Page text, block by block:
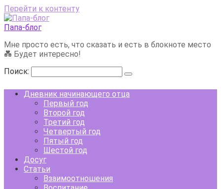
Перейти к контенту
Папа-блог
Мне просто есть, что сказать и есть в блокноте место
💑 Будет интересно!
Поиск:
Дневник начинающего отца
Первый год
Второй год
Третий год
Четвертый год
Пятый год
Шестой год
Досуг
Статьи
Взаимоотношения